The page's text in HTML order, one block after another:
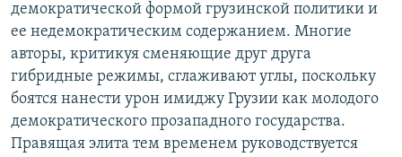
демократической формой грузинской политики и
ее недемократическим содержанием. Многие
авторы, критикуя сменяющие друг друга
гибридные режимы, сглаживают углы, поскольку
боятся нанести урон имиджу Грузии как молодого
демократического прозападного государства.
Правящая элита тем временем руководствуется